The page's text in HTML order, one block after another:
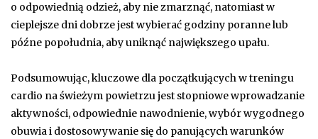
o odpowiednią odzież, aby nie zmarznąć, natomiast w
cieplejsze dni dobrze jest wybierać godziny poranne lub
późne popołudnia, aby uniknąć największego upału.
Podsumowując, kluczowe dla początkujących w treningu
cardio na świeżym powietrzu jest stopniowe wprowadzanie
aktywności, odpowiednie nawodnienie, wybór wygodnego
obuwia i dostosowywanie się do panujących warunków